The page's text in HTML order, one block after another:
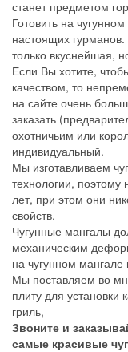
станет предметом
Готовить на
настоящих
только вкуснейшая,
Если Вы хотите,
качеством, то
на сайте очень
заказать
охотничьим или
индивидуальный.
Мы изготавливаем
технологии,
лет, при этом они
свойств.
Чугунные мангалы
механическим
на чугунном
Мы поставляем во
плиту для установки
гриль,
Звоните и
самые красивые